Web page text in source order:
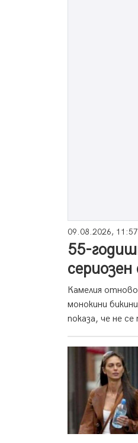
09.08.2026, 11:57
55-
сериозен
Камелия
монокини
показа, че не